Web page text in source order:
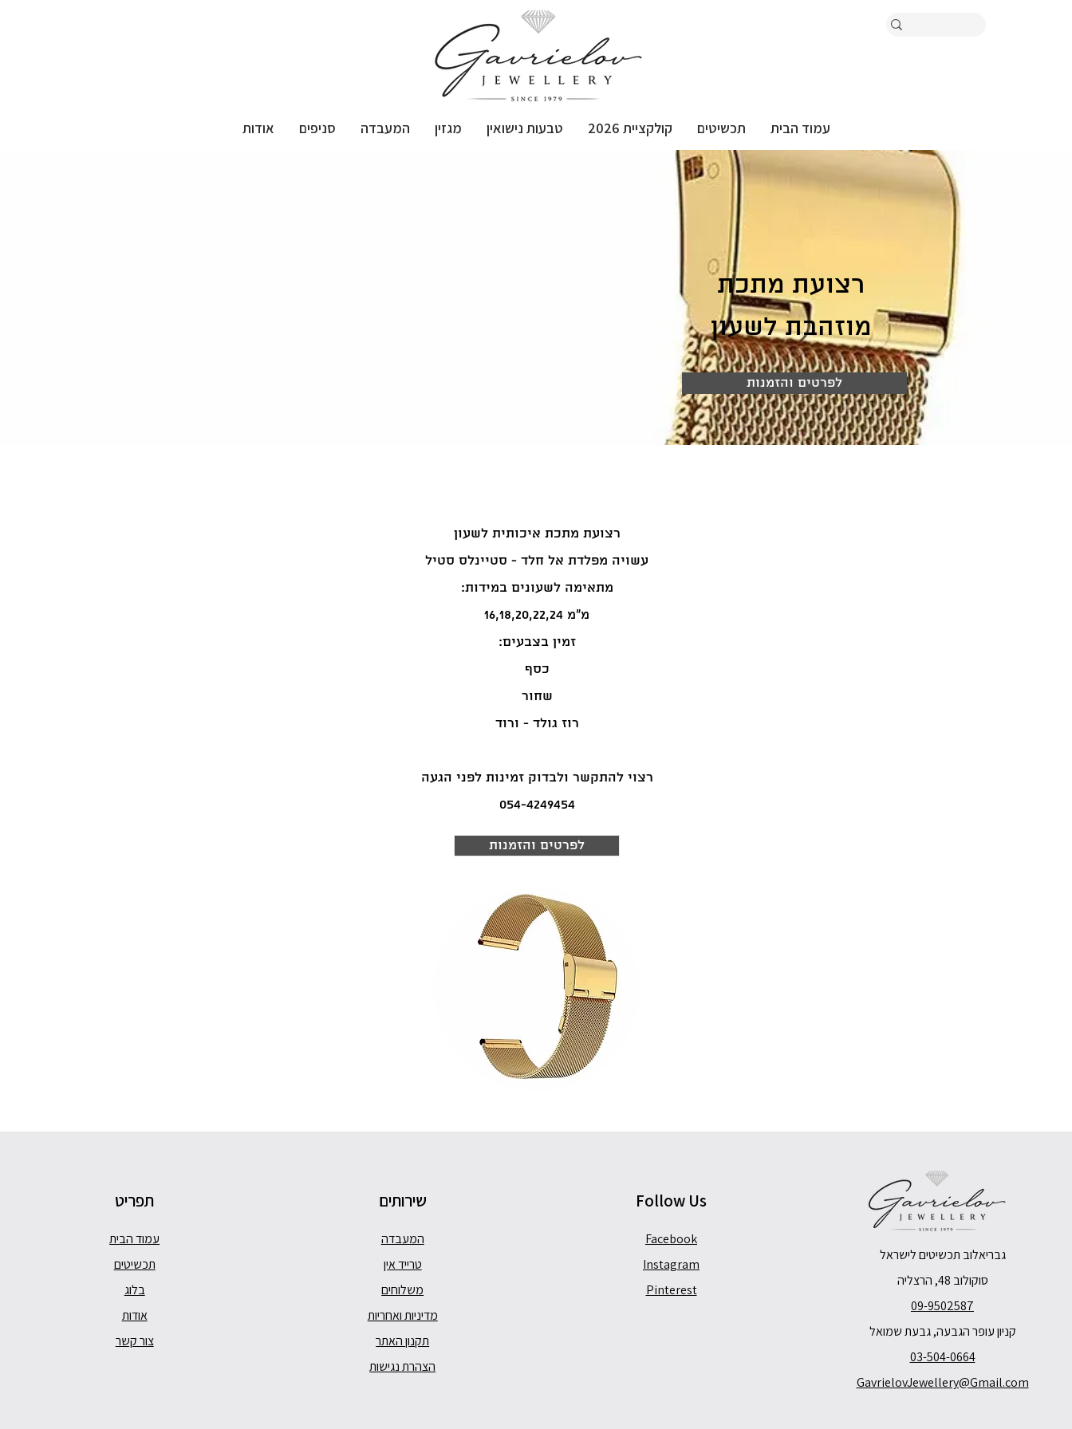
עמוד הבית תכשיטים קולקציית 2026 טבעות נישואין מגזין המעבדה סניפים אודות
רצועת מתכת
מוזהבת לשעון
לפרטים והזמנות
רצועת מתכת איכותית לשעון
עשויה מפלדת אל חלד - סטיינלס סטיל
:מתאימה לשעונים במידות
16,18,20,22,24 מ"מ
:זמין בצבעים
כסף
שחור
רוז גולד - ורוד
רצוי להתקשר ולבדוק זמינות לפני הגעה
054-4249454
לפרטים והזמנות
תפריט
עמוד הבית
תכשיטים
בלוג
אודות
צור קשר
שירותים
המעבדה
טרייד אין
משלוחים
מדיניות ואחריות
תקנון האתר
הצהרת נגישות
Follow Us
Facebook
Instagram
Pinterest
גבריאלוב תכשיטים לישראל
סוקולוב 48, הרצליה
09-9502587
קניון עופר הגבעה, גבעת שמואל
03-504-0664
GavrielovJewellery@Gmail.com